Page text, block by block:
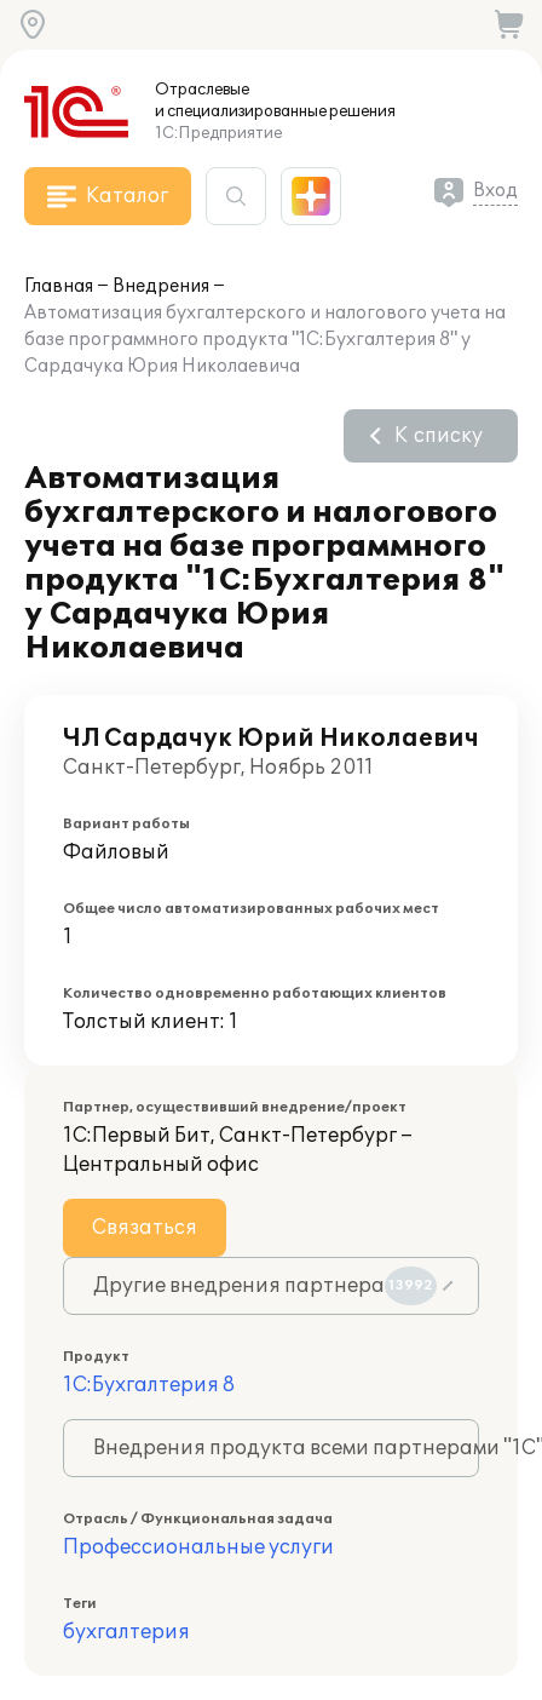
Отраслевые
и специализированныерешения
1С:Предприятие
Каталог Вход
Главная
Внедрения
Автоматизация бухгалтерского и налогового учета на
базе программного продукта "1C:Бухгалтерия 8" у
Сардачука Юрия Николаевича
Автоматизация
бухгалтерского и налогового
учета на базе программного
продукта "1C:Бухгалтерия 8"
у Сардачука Юрия
Николаевича
К списку
ЧЛ Сардачук Юрий Николаевич
Санкт-Петербург, Ноябрь 2011
Вариант работы
Файловый
Общее число автоматизированных рабочих мест
1
Количество одновременно работающих клиентов
Толстый клиент: 1
Партнер, осуществивший внедрение/проект
1С:Первый Бит, Санкт-Петербург –
Центральный офис
Связаться
Другие внедрения партнера 13992
Продукт
1С:Бухгалтерия 8
Внедрения продукта всеми партнерами
Отрасль / Функциональная задача
Профессиональные услуги
Теги
бухгалтерия